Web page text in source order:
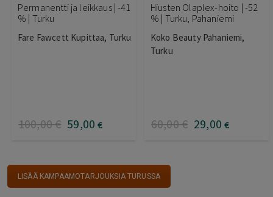
Permanentti ja leikkaus | -41
% | Turku
Fare Fawcett Kupittaa, Turku
100,00€ 59,00 €
Hiusten Olaplex-hoito | -52
% | Turku, Pahaniemi
Koko Beauty Pahaniemi,
Turku
60,00€ 29,00 €
LISÄÄ KAMPAAMOTARJOUKSIA TURUSSA